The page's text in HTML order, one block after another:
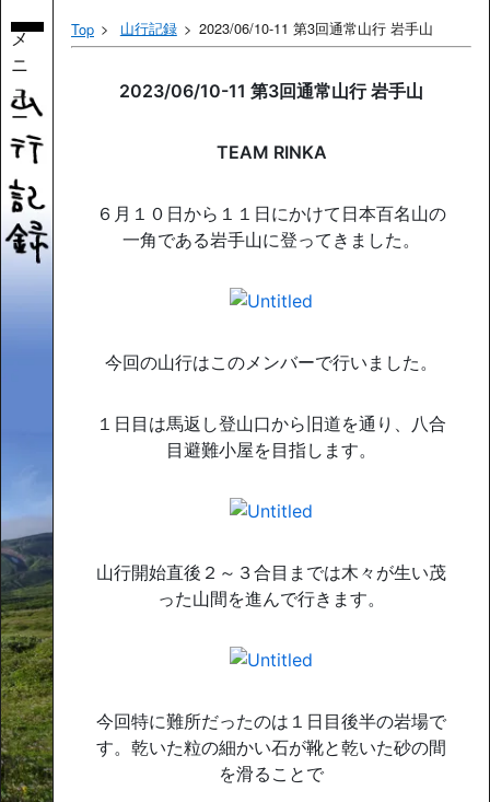
メ
ニ
ュ
ー
Top 山行記録 2023/06/10-11 第3回通常山行 岩手山
2023/06/10-11 第3回通常山行 岩手山
TEAM RINKA
６月１０日から１１日にかけて日本百名山の
一角である岩手山に登ってきました。
今回の山行はこのメンバーで行いました。
１日目は馬返し登山口から旧道を通り、八合
目避難小屋を目指します。
山行開始直後２～３合目までは木々が生い茂
った山間を進んで行きます。
今回特に難所だったのは１日目後半の岩場で
す。乾いた粒の細かい石が靴と乾いた砂の間
を滑ることで